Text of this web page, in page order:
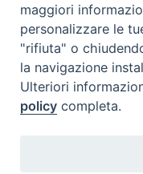
maggiori
personalizzare le
"rifiuta" o
la navigazione
Ulteriori
policy completa.